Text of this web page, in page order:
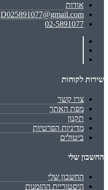
אודות
D025891077@gmail.com
02-5891077
שירות לקוחות
צרו קשר
מפת האתר
תקנון
מדיניות הפרטיות
ביטולים
החשבון שלי
החשבון שלי
היסטוריית ההזמנות